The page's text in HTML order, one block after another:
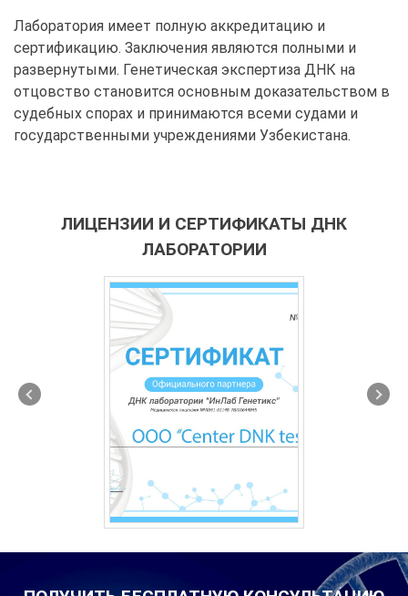
Лаборатория имеет полную аккредитацию и
сертификацию. Заключения являются полными и
развернутыми. Генетическая экспертиза ДНК на
отцовство становится основным доказательством в
судебных спорах и принимаются всеми судами и
государственными учреждениями Узбекистана.
ЛИЦЕНЗИИ И СЕРТИФИКАТЫ ДНК
ЛАБОРАТОРИИ